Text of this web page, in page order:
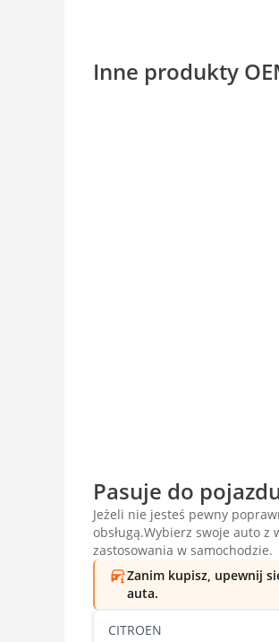
Inne produkty
Pasuje do
Jeżeli nie jesteś pewny
obsługą.Wybierz swoje auto z
zastosowania w samochodzie.
Zanim kupisz, upewnij
auta.
CITROEN